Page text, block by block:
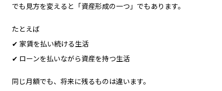
でも見方を変えると「資産形成の一つ」でもあります。
たとえば
✔ 家賃を払い続ける生活
✔ ローンを払いながら資産を持つ生活
同じ月額でも、将来に残るものは違います。